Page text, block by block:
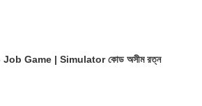
Game | Simulator কোড অসীম রত্ন